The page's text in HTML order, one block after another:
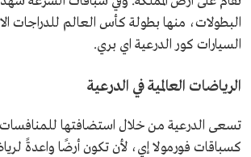
البطولات، منها بطولة كأس العالم للدراجات
السيارات كور الدرعية اي بري.
الرياضات العالمية في الدرعية
تسعى الدرعية من خلال استضافتها للمنافسات
كسباقات فورمولا إي، لأن تكون أرضًا واعدةً